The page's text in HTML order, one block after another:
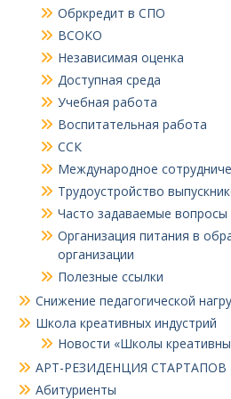
Обркредит в СПО
ВСОКО
Независимая оценка
Доступная среда
Учебная работа
Воспитательная работа
ССК
Международное
Трудоустройство
Часто задаваемые вопросы
Организация питания в
организации
Полезные ссылки
Снижение педагогической
Школа креативных индустрий
Новости «Школы
АРТ-РЕЗИДЕНЦИЯ
Абитуриенты